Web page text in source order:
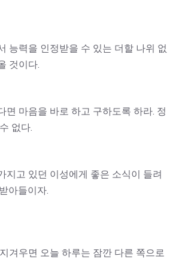
능력을 인정받을 수 있는 더할 나위 없
것이다.
면 마음을 바로 하고 구하도록 하라. 정
없다.
지고 있던 이성에게 좋은 소식이 들려
아들이자.
겨우면 오늘 하루는 잠깐 다른 쪽으로